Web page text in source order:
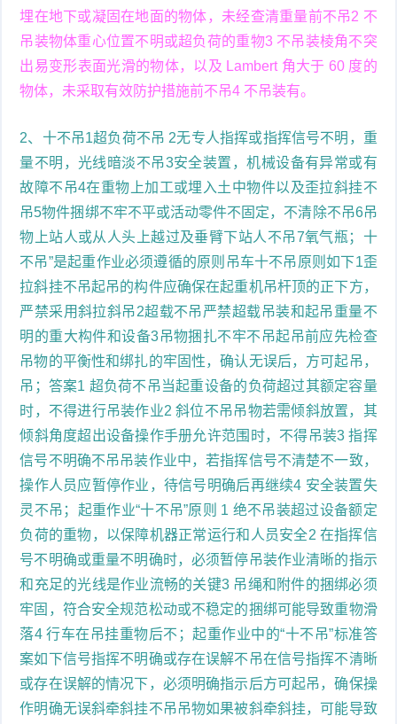
埋在地下或凝固在地面的物体，未经查清重量前不吊2 不
吊装物体重心位置不明或超负荷的重物3 不吊装棱角不突
出易变形表面光滑的物体，以及 Lambert 角大于 60 度的
物体，未采取有效防护措施前不吊4 不吊装有。
2、十不吊1超负荷不吊 2无专人指挥或指挥信号不明，重
量不明，光线暗淡不吊3安全装置，机械设备有异常或有
故障不吊4在重物上加工或埋入土中物件以及歪拉斜挂不
吊5物件捆绑不牢不平或活动零件不固定，不清除不吊6吊
物上站人或从人头上越过及垂臂下站人不吊7氧气瓶；十
不吊”是起重作业必须遵循的原则吊车十不吊原则如下1歪
拉斜挂不吊起吊的构件应确保在起重机吊杆顶的正下方，
严禁采用斜拉斜吊2超载不吊严禁超载吊装和起吊重量不
明的重大构件和设备3吊物捆扎不牢不吊起吊前应先检查
吊物的平衡性和绑扎的牢固性，确认无误后，方可起吊，
吊；答案1 超负荷不吊当起重设备的负荷超过其额定容量
时，不得进行吊装作业2 斜位不吊吊物若需倾斜放置，其
倾斜角度超出设备操作手册允许范围时，不得吊装3 指挥
信号不明确不吊吊装作业中，若指挥信号不清楚不一致，
操作人员应暂停作业，待信号明确后再继续4 安全装置失
灵不吊；起重作业“十不吊”原则 1 绝不吊装超过设备额定
负荷的重物，以保障机器正常运行和人员安全2 在指挥信
号不明确或重量不明确时，必须暂停吊装作业清晰的指示
和充足的光线是作业流畅的关键3 吊绳和附件的捆绑必须
牢固，符合安全规范松动或不稳定的捆绑可能导致重物滑
落4 行车在吊挂重物后不；起重作业中的“十不吊”标准答
案如下信号指挥不明确或存在误解不吊在信号指挥不清晰
或存在误解的情况下，必须明确指示后方可起吊，确保操
作明确无误斜牵斜挂不吊吊物如果被斜牵斜挂，可能导致